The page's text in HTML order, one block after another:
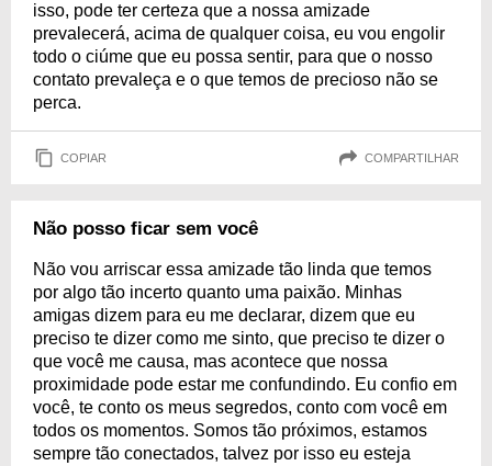
isso, pode ter certeza que a nossa amizade
prevalecerá, acima de qualquer coisa, eu vou engolir
todo o ciúme que eu possa sentir, para que o nosso
contato prevaleça e o que temos de precioso não se
perca.
COPIAR COMPARTILHAR
Não posso ficar sem você
Não vou arriscar essa amizade tão linda que temos
por algo tão incerto quanto uma paixão. Minhas
amigas dizem para eu me declarar, dizem que eu
preciso te dizer como me sinto, que preciso te dizer o
que você me causa, mas acontece que nossa
proximidade pode estar me confundindo. Eu confio em
você, te conto os meus segredos, conto com você em
todos os momentos. Somos tão próximos, estamos
sempre tão conectados, talvez por isso eu esteja